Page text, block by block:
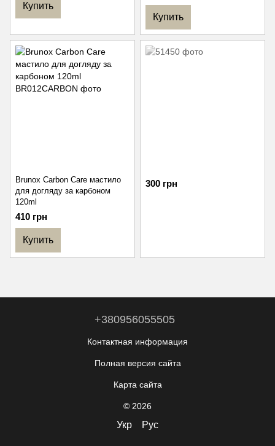
Купить
Купить
Brunox Carbon Care мастило
для догляду за карбоном
120ml
410 грн
Купить
300 грн
+380956055505
Контактная информация
Полная версия сайта
Карта сайта
© 2026
Укр Рус